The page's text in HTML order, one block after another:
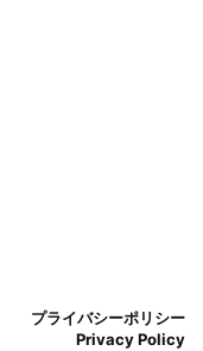
プライバシーポリシー
Privacy Policy